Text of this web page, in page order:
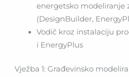
energetsko modeliranje
(DesignBuilder,
Vodič kroz instalaciju
i EnergyPlus
Vježba 1: Građevinsko